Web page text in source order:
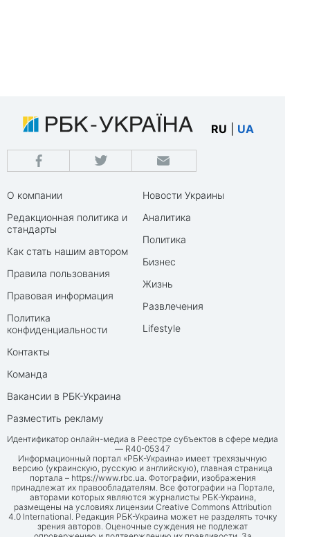
RU UA
О компании
Редакционная политика и
стандарты
Как стать нашим автором
Правила пользования
Правовая информация
Политика
конфиденциальности
Контакты
Команда
Вакансии в РБК-Украина
Разместить рекламу
Новости Украины
Аналитика
Политика
Бизнес
Жизнь
Развлечения
Lifestyle
Идентификатор онлайн-медиа в Реестре субъектов в сфере медиа
— R40-05347
Информационный портал «РБК-Украина» имеет трехязычную
версию (украинскую, русскую и английскую), главная страница
портала – https://www.rbc.ua. Фотографии, изображения
принадлежат их правообладателям. Все фотографии на Портале,
авторами которых являются журналисты РБК-Украина,
размещены на условиях лицензии Creative Commons Attribution
4.0 International. Редакция РБК-Украина может не разделять точку
зрения авторов. Оценочные суждения не подлежат